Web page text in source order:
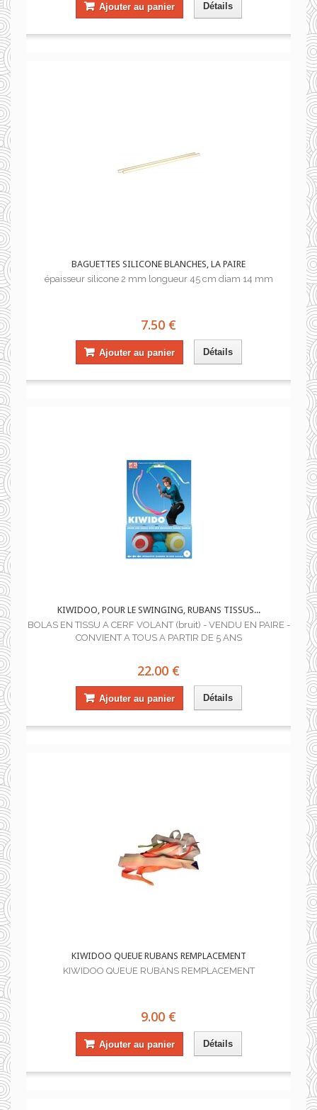
Ajouter au panier Détails
BAGUETTES SILICONE BLANCHES, LA PAIRE
épaisseur silicone 2 mm longueur 45 cm diam 14 mm
7.50 €
Ajouter au panier Détails
KIWIDOO, POUR LE SWINGING, RUBANS TISSUS...
BOLAS EN TISSU A CERF VOLANT (bruit) - VENDU EN PAIRE -
CONVIENT A TOUS A PARTIR DE 5 ANS
22.00 €
Ajouter au panier Détails
KIWIDOO QUEUE RUBANS REMPLACEMENT
KIWIDOO QUEUE RUBANS REMPLACEMENT
9.00 €
Ajouter au panier Détails